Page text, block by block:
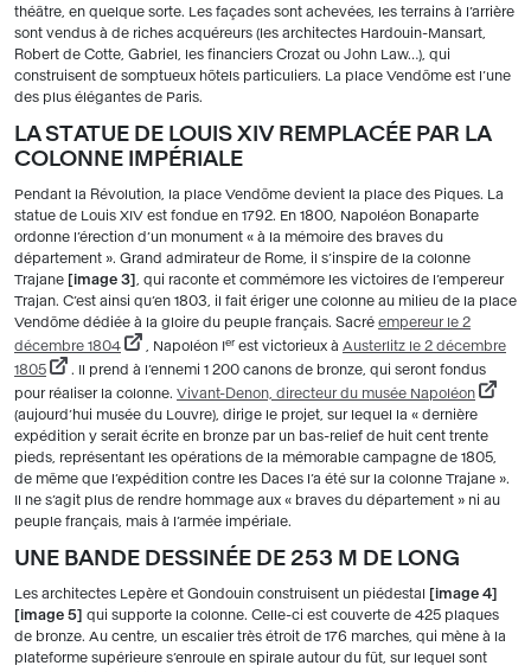
théâtre, en quelque sorte. Les façades sont achevées, les terrains à l’arrière
sont vendus à de riches acquéreurs (les architectes Hardouin-Mansart,
Robert de Cotte, Gabriel, les financiers Crozat ou John Law…), qui
construisent de somptueux hôtels particuliers. La place Vendôme est l’une
des plus élégantes de Paris.
LA STATUE DE LOUIS XIV REMPLACÉE PAR LA
COLONNE IMPÉRIALE
Pendant la Révolution, la place Vendôme devient la place des Piques. La
statue de Louis XIV est fondue en 1792. En 1800, Napoléon Bonaparte
ordonne l’érection d’un monument « à la mémoire des braves du
département ». Grand admirateur de Rome, il s’inspire de la colonne
Trajane
image 3
, qui raconte et commémore les victoires de l’empereur
Trajan. C’est ainsi qu’en 1803, il fait ériger une colonne au milieu de la place
Vendôme dédiée à la gloire du peuple français. Sacré empereur le 2
décembre 1804
, Napoléon I er est victorieux à Austerlitz le 2 décembre
1805
. Il prend à l’ennemi 1 200 canons de bronze, qui seront fondus
pour réaliser la colonne. Vivant-Denon, directeur du musée Napoléon
(aujourd’hui musée du Louvre), dirige le projet, sur lequel la « dernière
expédition y serait écrite en bronze par un bas-relief de huit cent trente
pieds, représentant les opérations de la mémorable campagne de 1805,
de même que l’expédition contre les Daces l’a été sur la colonne Trajane ».
Il ne s’agit plus de rendre hommage aux « braves du département » ni au
peuple français, mais à l’armée impériale.
UNE BANDE DESSINÉE DE 253 M DE LONG
Les architectes Lepère et Gondouin construisent un piédestal
image 4
image 5
qui supporte la colonne. Celle-ci est couverte de 425 plaques
de bronze. Au centre, un escalier très étroit de 176 marches, qui mène à la
plateforme supérieure s’enroule en spirale autour du fût, sur lequel sont